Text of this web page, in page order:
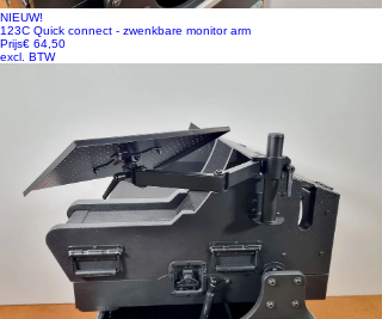
NIEUW!
123C Quick connect - zwenkbare monitor arm
Prijs€ 64,50
excl. BTW